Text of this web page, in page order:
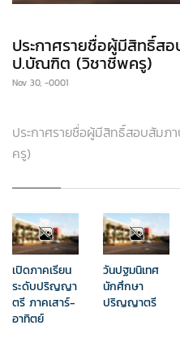
ประกาศรายชื่อผู้มีสิทธิ์
ป.บัณฑิต (วิชาชีพครู)
Nov 30, -0001
ประกาศรายชื่อผู้มีสิทธิ์สอบสัม
ครู)
เปิดภาคเรียน
ระดับปริญญา
ตรี ภาคเสาร์-
อาทิตย์
วันปฐมนิเทศ
นักศึกษา
ปริญญาตรี